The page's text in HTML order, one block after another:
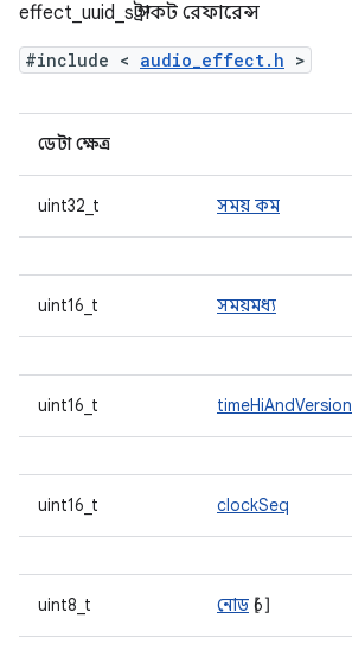
effect_uuid_s স্ট্রাকট রেফারেন্স
#include < audio_effect.h >
ডেটা ক্ষেত্র
uint32_t সময় কম
uint16_t সময়মধ্য
uint16_t timeHiAndVersion
uint16_t clockSeq
uint8_t নোড [6]